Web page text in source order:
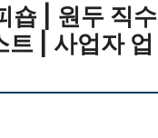
숍 | 원두 직수
| 사업자 업